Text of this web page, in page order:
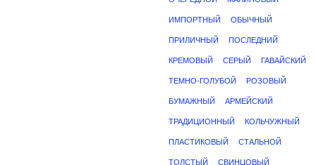
ИМПОРТНЫЙ ОБЫЧНЫЙ
ПРИЛИЧНЫЙ ПОСЛЕДНИЙ
КРЕМОВЫЙ СЕРЫЙ ГАВАЙСКИЙ
ТЕМНО-ГОЛУБОЙ РОЗОВЫЙ
БУМАЖНЫЙ АРМЕЙСКИЙ
ТРАДИЦИОННЫЙ КОЛЬЧУЖНЫЙ
ПЛАСТИКОВЫЙ СТАЛЬНОЙ
ТОЛСТЫЙ СВИНЦОВЫЙ